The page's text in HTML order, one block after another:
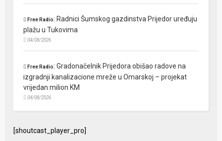
Free Radio: Radnici Šumskog gazdinstva Prijedor uređuju
plažu u Tukovima
04/08/2026
Free Radio:Gradonačelnik Prijedora obišao radove na
izgradnji kanalizacione mreže u Omarskoj – projekat
vrijedan milion KM
04/08/2026
[shoutcast_player_pro]